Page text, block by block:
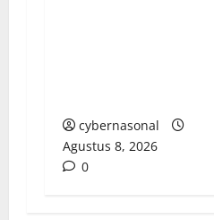
cybernasonal
Agustus 8, 2026
0